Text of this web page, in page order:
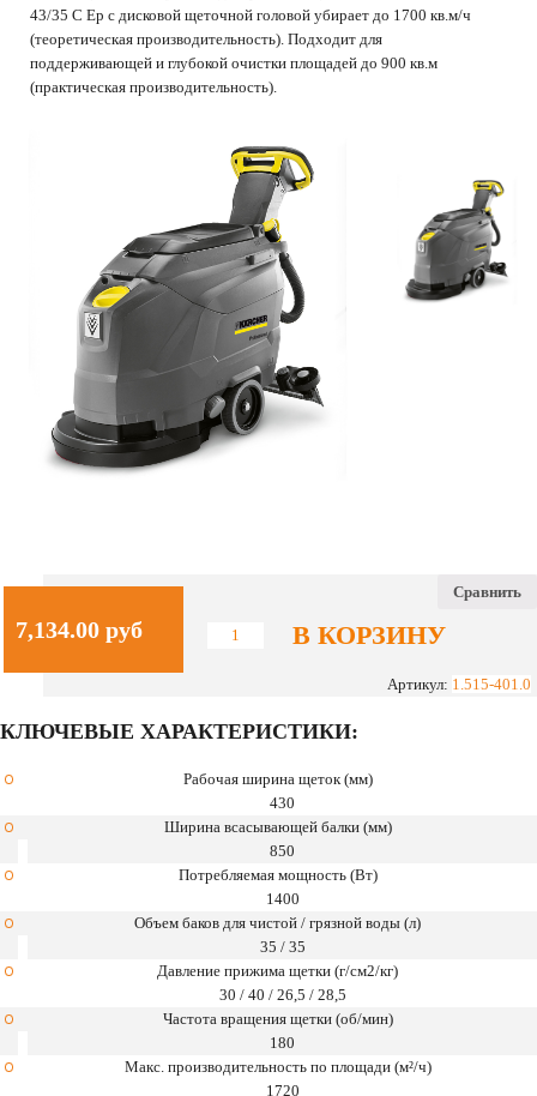
43/35 C Ep с дисковой щеточной головой убирает до 1700 кв.м/ч
(теоретическая производительность). Подходит для
поддерживающей и глубокой очистки площадей до 900 кв.м
(практическая производительность).
7,134.00 руб
Количество
Ep
В КОРЗИНУ
Артикул: 1.515-401.0
Сравнить
КЛЮЧЕВЫЕ ХАРАКТЕРИСТИКИ:
Рабочая ширина щеток (мм)
430
Ширина всасывающей балки (мм)
850
Потребляемая мощность (Вт)
1400
Объем баков для чистой / грязной воды (л)
35 / 35
Давление прижима щетки (г/см2/кг)
30 / 40 / 26,5 / 28,5
Частота вращения щетки (об/мин)
180
Макс. производительность по площади (м²/ч)
1720